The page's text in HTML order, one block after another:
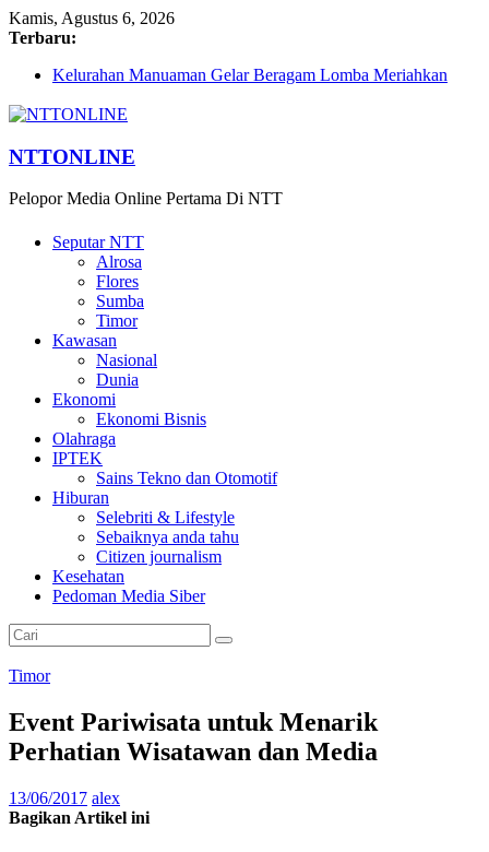
Kamis, Agustus 6, 2026
Terbaru:
Kelurahan Manuaman Gelar Beragam Lomba Meriahkan
Pengadaan Kapal PPA Perkuat Kemampuan Pertahanan
Cahaya Kemerdekaan di Nonotbatan: Listrik Masuk Desa,
Honda AT Family Day Semarakkan 11 Kota di Jawa Timur
Desa Desa, Tak Sekadar Laporan
NTTONLINE
Pelopor Media Online Pertama Di NTT
Seputar NTT
Alrosa
Flores
Sumba
Timor
Kawasan
Nasional
Dunia
Ekonomi
Ekonomi Bisnis
Olahraga
IPTEK
Sains Tekno dan Otomotif
Hiburan
Selebriti & Lifestyle
Sebaiknya anda tahu
Citizen journalism
Kesehatan
Pedoman Media Siber
Timor
Event Pariwisata untuk Menarik
Perhatian Wisatawan dan Media
13/06/2017 alex
Bagikan Artikel ini